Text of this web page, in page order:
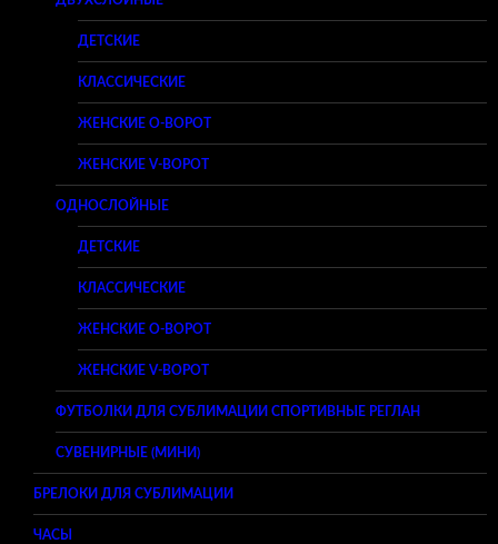
ДЕТСКИЕ
КЛАССИЧЕСКИЕ
ЖЕНСКИЕ O-ВОРОТ
ЖЕНСКИЕ V-ВОРОТ
ОДНОСЛОЙНЫЕ
ДЕТСКИЕ
КЛАССИЧЕСКИЕ
ЖЕНСКИЕ O-ВОРОТ
ЖЕНСКИЕ V-ВОРОТ
ФУТБОЛКИ ДЛЯ СУБЛИМАЦИИ СПОРТИВНЫЕ РЕГЛАН
СУВЕНИРНЫЕ (МИНИ)
БРЕЛОКИ ДЛЯ СУБЛИМАЦИИ
ЧАСЫ